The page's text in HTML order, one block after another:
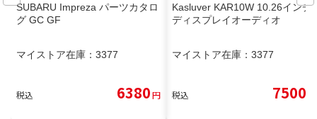
SUBARU Impreza パーツカタロ
グ GC GF
マイストア在庫： 3377
税込 6380円
Kasluver KAR10W 10.26インチ
ディスプレイオーディオ
マイストア在庫： 3377
税込 7500